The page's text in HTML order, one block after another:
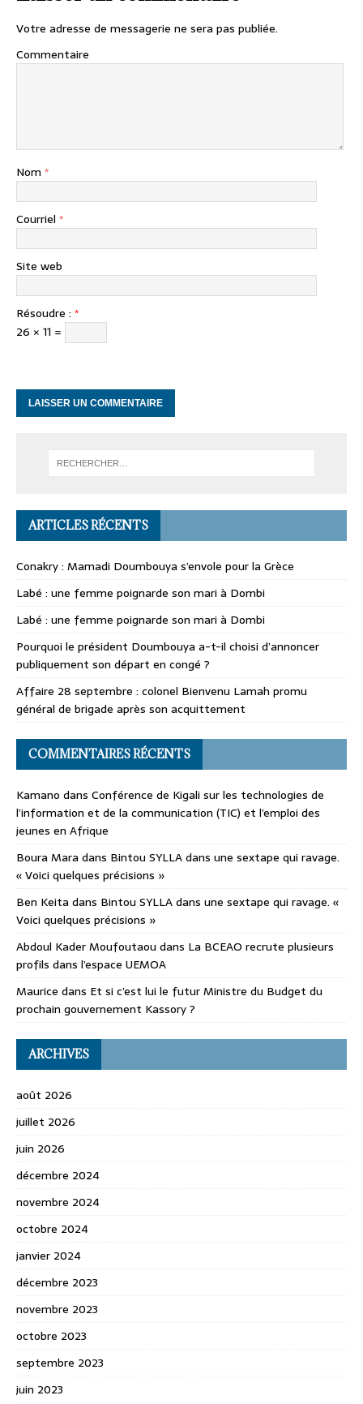
Votre adresse de messagerie ne sera pas publiée.
Commentaire
Nom *
Courriel *
Site web
Résoudre : *
26 × 11 =
ARTICLES RÉCENTS
Conakry : Mamadi Doumbouya s’envole pour la Grèce
Labé : une femme poignarde son mari à Dombi
Labé : une femme poignarde son mari à Dombi
Pourquoi le président Doumbouya a-t-il choisi d’annoncer
publiquement son départ en congé ?
Affaire 28 septembre : colonel Bienvenu Lamah promu
général de brigade après son acquittement
COMMENTAIRES RÉCENTS
Kamano dans Conférence de Kigali sur les technologies de
l’information et de la communication (TIC) et l’emploi des
jeunes en Afrique
Boura Mara dans Bintou SYLLA dans une sextape qui ravage.
« Voici quelques précisions »
Ben Keita dans Bintou SYLLA dans une sextape qui ravage. «
Voici quelques précisions »
Abdoul Kader Moufoutaou dans La BCEAO recrute plusieurs
profils dans l’espace UEMOA
Maurice dans Et si c’est lui le futur Ministre du Budget du
prochain gouvernement Kassory ?
ARCHIVES
août 2026
juillet 2026
juin 2026
décembre 2024
novembre 2024
octobre 2024
janvier 2024
décembre 2023
novembre 2023
octobre 2023
septembre 2023
juin 2023